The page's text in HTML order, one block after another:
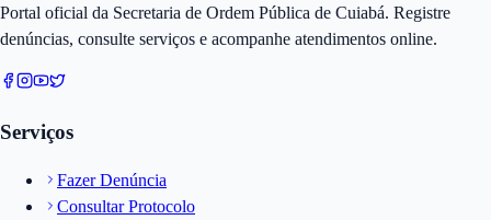
Portal oficial da Secretaria de Ordem Pública de Cuiabá. Registre
denúncias, consulte serviços e acompanhe atendimentos online.
Serviços
Fazer Denúncia
Consultar Protocolo